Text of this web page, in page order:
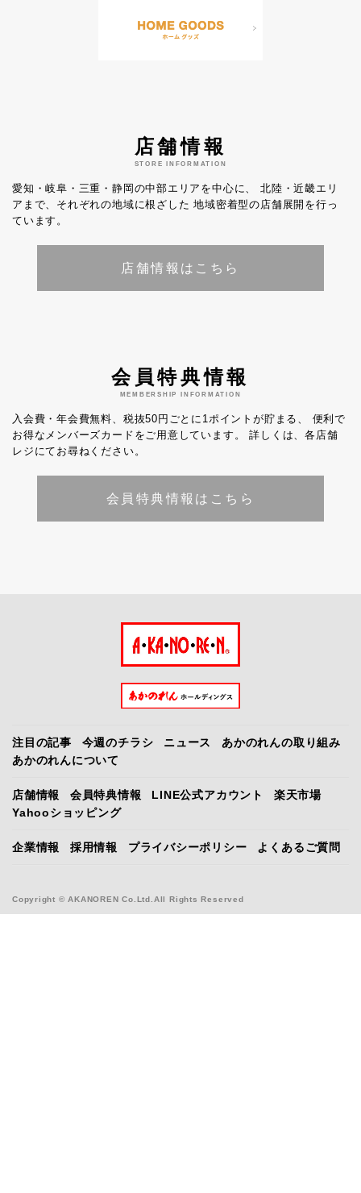
店舗情報
STORE INFORMATION
愛知・岐阜・三重・静岡の中部エリアを中心に、
北陸・近畿エリ
アまで、それぞれの地域に根ざした 地域密着型の店舗展開を行っ
ています。
店舗情報はこちら
会員特典情報
MEMBERSHIP INFORMATION
入会費・年会費無料、税抜50円ごとに1ポイントが貯まる、
便利で
お得なメンバーズカードをご用意しています。
詳しくは、各店舗
レジにてお尋ねください。
会員特典情報はこちら
Copyright © AKANOREN Co.Ltd.All Rights Reserved
注目の記事 今週のチラシ ニュース
あかのれんの取り組み
あかのれんについて
店舗情報 会員特典情報 LINE公式アカウント
楽天市場
Yahooショッピング
企業情報 採用情報 プライバシーポリシー よくあるご質問